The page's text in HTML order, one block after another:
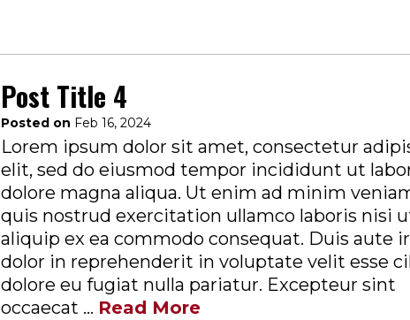
Post Title 4
Posted on Feb 16, 2024
Lorem ipsum dolor sit amet, consectetur
elit, sed do eiusmod tempor incididunt ut
dolore magna aliqua. Ut enim ad minim
quis nostrud exercitation ullamco laboris nisi
aliquip ex ea commodo consequat. Duis aute
dolor in reprehenderit in voluptate velit esse
dolore eu fugiat nulla pariatur. Excepteur sint
occaecat ... Read More